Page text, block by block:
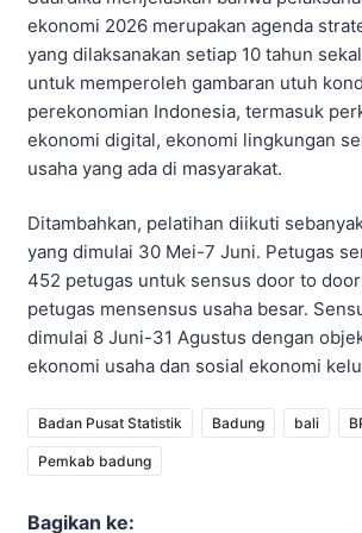
ekonomi 2026 merupakan agenda
yang dilaksanakan setiap 10 tahun
untuk memperoleh gambaran utuh
perekonomian Indonesia, termasuk
ekonomi digital, ekonomi lingkungan
usaha yang ada di masyarakat.
Ditambahkan, pelatihan diikuti
yang dimulai 30 Mei-7 Juni. Petugas
452 petugas untuk sensus door to
petugas mensensus usaha besar.
dimulai 8 Juni-31 Agustus dengan
ekonomi usaha dan sosial ekonomi
Badan Pusat Statistik Badung bali
Pemkab badung
Bagikan ke: